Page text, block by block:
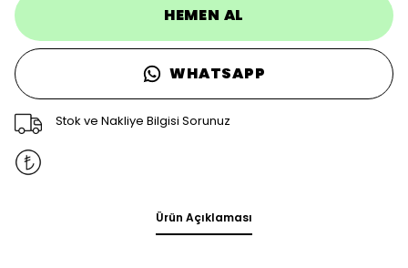
HEMEN AL
WHATSAPP
Stok ve Nakliye Bilgisi Sorunuz
Ürün Açıklaması